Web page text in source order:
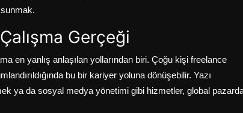
Gerçeği
en yanlış anlaşılan yollarından biri. Çoğu kişi freelance
bu bir kariyer yoluna dönüşebilir. Yazı
ya da sosyal medya yönetimi gibi hizmetler, global